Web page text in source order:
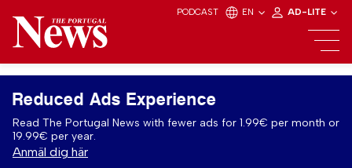
PODCAST EN AD-LITE
Reduced Ads Experience
Read The Portugal News with fewer ads for 1.99€ per month or
19.99€ per year.
Anmäl dig här